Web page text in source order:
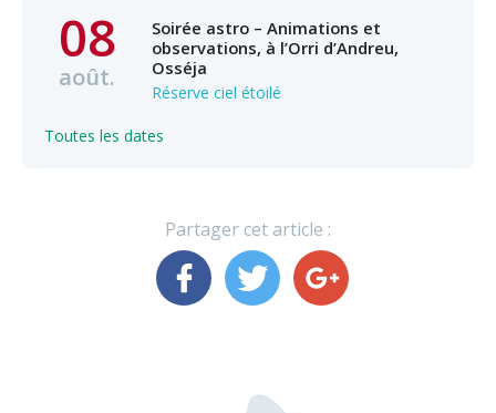
08
août.
Soirée astro – Animations et
observations, à l’Orri d’Andreu,
Osséja
Réserve ciel étoilé
Toutes les dates
Partager cet article :